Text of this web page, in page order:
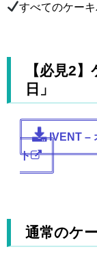
すべてのケー
【必見2
日」
IVENT –
ト
通常のケ